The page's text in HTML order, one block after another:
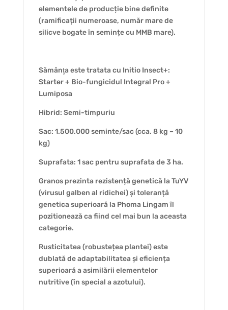
elementele de producție bine definite
(ramificații numeroase, număr mare de
silicve bogate în semințe cu MMB mare).
Sămânţa este tratata cu Initio Insect+:
Starter + Bio-fungicidul Integral Pro +
Lumiposa
Hibrid: Semi-timpuriu
Sac: 1.500.000 seminte/sac (cca. 8 kg – 10
kg)
Suprafata: 1 sac pentru suprafata de 3 ha.
Granos prezinta rezistență genetică la TuYV
(virusul galben al ridichei) și toleranță
genetica superioară la Phoma Lingam îl
pozitionează ca fiind cel mai bun la aceasta
categorie.
Rusticitatea (robustețea plantei) este
dublată de adaptabilitatea și eficiența
superioară a asimilării elementelor
nutritive (în special a azotului).